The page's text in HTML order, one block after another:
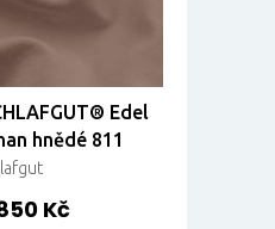
Edel
hnědé 811
Kč